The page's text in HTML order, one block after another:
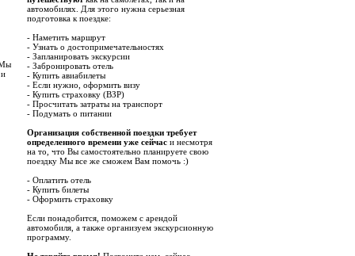
Мы
автомобилях. Для этого нужна серьезная
подготовка к поездке:
- Наметить маршрут
- Узнать о достопримечательностях
- Запланировать экскурсии
- Забронировать отель
- Купить авиабилеты
- Если нужно, оформить визу
- Купить страховку (ВЗР)
- Просчитать затраты на транспорт
- Подумать о питании
Организация собственной поездки требует
определенного времени уже сейчас и несмотря
на то, что Вы самостоятельно планируете свою
поездку Мы все же сможем Вам помочь :)
- Оплатить отель
- Купить билеты
- Оформить страховку
Если понадобится, поможем с арендой
автомобиля, а также организуем экскурсионную
программу.